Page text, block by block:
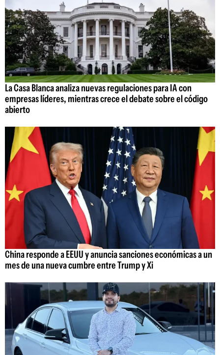
La Casa Blanca analiza nuevas regulaciones para IA con
empresas líderes, mientras crece el debate sobre el código
abierto
China responde a EEUU y anuncia sanciones económicas a un
mes de una nueva cumbre entre Trump y Xi